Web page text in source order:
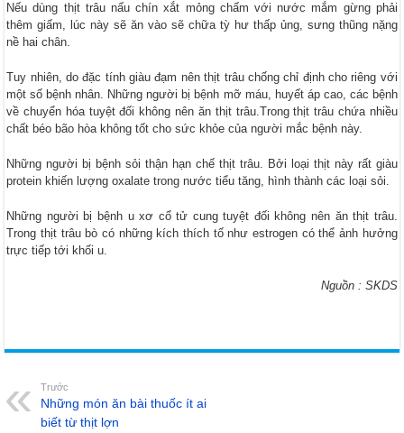
Nếu dùng thịt trâu nấu chín xắt mỏng chấm với nước mắm gừng phải
thêm giấm, lúc này sẽ ăn vào sẽ chữa tỳ hư thấp ủng, sưng thũng nặng
nề hai chân.
Tuy nhiên, do đặc tính giàu đạm nên thịt trâu chống chỉ định cho riêng với
một số bệnh nhân. Những người bị bệnh mỡ máu, huyết áp cao, các bệnh
về chuyển hóa tuyệt đối không nên ăn thịt trâu.Trong thịt trâu chứa nhiều
chất béo bão hòa không tốt cho sức khỏe của người mắc bệnh này.
Những người bị bệnh sỏi thận hạn chế thịt trâu. Bởi loại thịt này rất giàu
protein khiến lượng oxalate trong nước tiểu tăng, hình thành các loại sỏi.
Những người bị bệnh u xơ cổ tử cung tuyệt đối không nên ăn thịt trâu.
Trong thịt trâu bò có những kích thích tố như estrogen có thể ảnh hưởng
trực tiếp tới khối u.
Nguồn : SKDS
Trước
Những món ăn bài thuốc ít ai
biết từ thịt lợn